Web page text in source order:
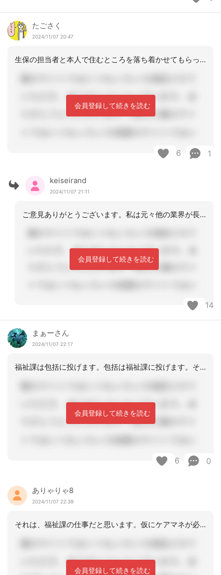
たごさく
2024/11/07 20:47
生保の担当者と本人で住むところを落ち着かせてもらってから、受けるかどうかの返事を
会員登録して続きを読む
6 1
keiseirand
2024/11/07 21:11
ご意見ありがとうございます。私は元々他の業界が長く工場か任されてきて数百人束ねて
会員登録して続きを読む
14
まぁーさん
2024/11/07 22:17
福祉課は包括に投げます。包括は福祉課に投げます。そのとばっちりがケアマネにきます
会員登録して続きを読む
6 0
ありゃりゃ8
2024/11/07 22:39
それは、福祉課の仕事だと思います。仮にケアマネが必要でも、きちんと皆んなで考える
会員登録して続きを読む